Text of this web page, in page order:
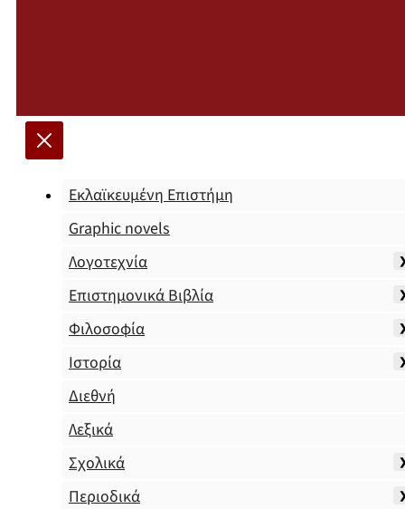
Εκλαϊκευμένη Επιστήμη
Graphic novels
Λογοτεχνία
Επιστημονικά Βιβλία
Φιλοσοφία
Ιστορία
Διεθνή
Λεξικά
Σχολικά
Περιοδικά